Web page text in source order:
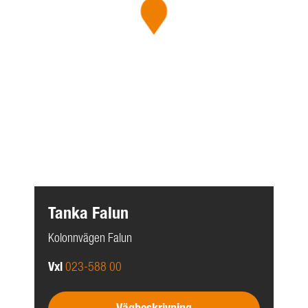
Tanka Falun
Kolonnvägen Falun
Vxl 023-588 00